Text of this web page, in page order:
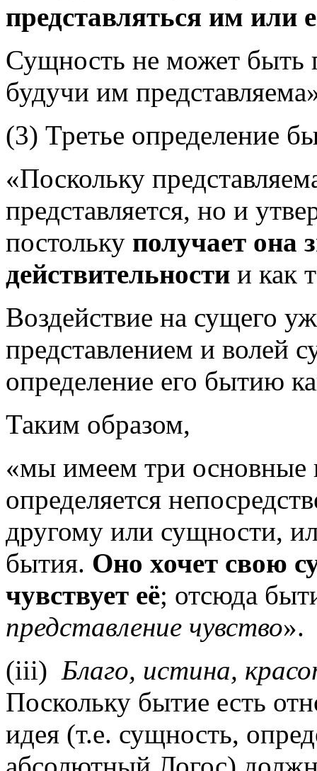
представляться им или
Сущность не может быть
будучи им
(3) Третье определение
«Поскольку
представляется, но и
постольку получает она
действительности и как
Воздействие на сущего
представлением и волей
определение его бытию
Таким образом,
«мы имеем три основные
определяется
другому или сущности,
бытия. Оно хочет свою
чувствует её; отсюда
представление чувство».
(iii) Благо, истина,
Поскольку бытие есть
идея (т.е. сущность,